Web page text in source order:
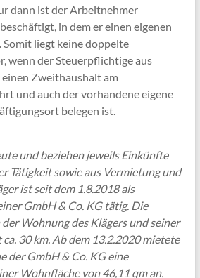
dann ist der Arbeitnehmer
in dem er einen eigenen
liegt keine doppelte
wenn der Steuerpflichtige aus
Zweithaushalt am
und auch der vorhandene eigene
belegen ist.
und beziehen jeweils Einkünfte
Tätigkeit sowie aus Vermietung und
ist seit dem 1.8.2018 als
GmbH & Co. KG tätig. Die
Wohnung des Klägers und seiner
30 km. Ab dem 13.2.2020 mietete
der GmbH & Co. KG eine
Wohnfläche von 46,11 qm an.